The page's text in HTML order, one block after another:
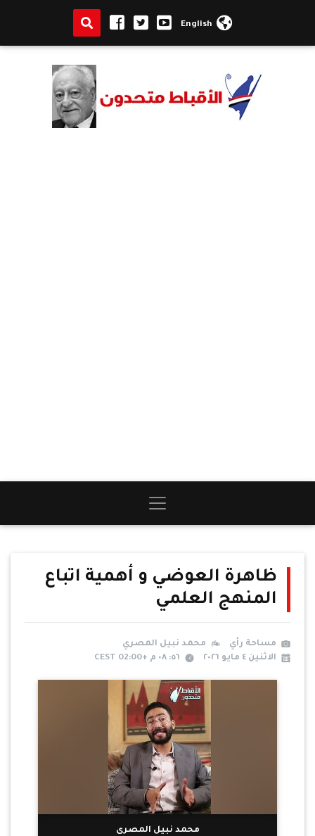
English
ظاهرة العوضي و أهمية اتباع
المنهج العلمي
مساحة رأي
محمد نبيل المصري
الاثنين ٤ مايو ٢٠٢٦
٥٦: ٠٨ م +02:00 CEST
محمد نبيل المصرى